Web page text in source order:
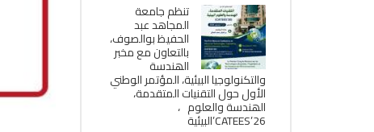
تنظم جامعة
المجاهد عبد
الحفيظ بوالصوف،
بالتعاون مع مخبر
الھندسة
والتكنولوجيا البیئیة، المؤتمر الوطني
الأول حول التقنيات المتقدمة،
الھندسة والعلوم ،
CATEES’26’البیئية